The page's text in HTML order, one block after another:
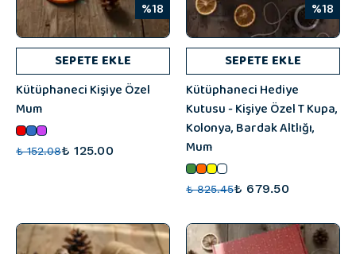
%18
SEPETE EKLE
Kütüphaneci Kişiye Özel
Mum
₺ 152.08₺ 125.00
%18
SEPETE EKLE
Kütüphaneci Hediye
Kutusu - Kişiye Özel T Kupa,
Kolonya, Bardak Altlığı,
Mum
₺ 825.45₺ 679.50